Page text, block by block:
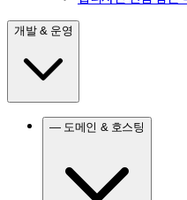
개발 & 운영
— 도메인 & 호스팅